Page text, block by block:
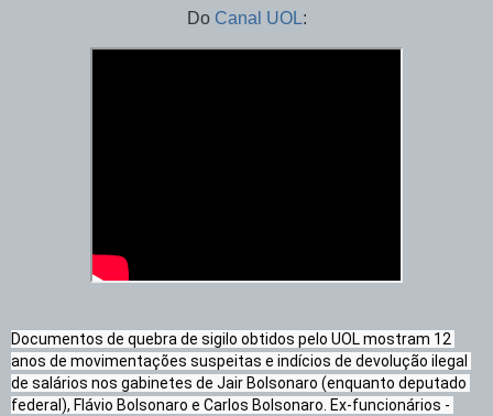
Do Canal UOL:
Documentos de quebra de sigilo obtidos pelo UOL mostram 12
anos de movimentações suspeitas e indícios de devolução ilegal
de salários nos gabinetes de Jair Bolsonaro (enquanto deputado
federal), Flávio Bolsonaro e Carlos Bolsonaro. Ex-funcionários -